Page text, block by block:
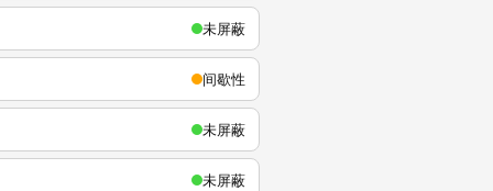
未屏蔽
间歇性
未屏蔽
未屏蔽